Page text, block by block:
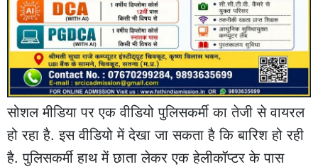
सोशल मीडिया पर एक वीडियो पुलिसकर्मी का तेजी से वायरल
हो रहा है. इस वीडियो में देखा जा सकता है कि बारिश हो रही
है. पुलिसकर्मी हाथ में छाता लेकर एक हेलीकॉप्टर के पास